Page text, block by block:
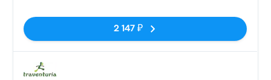
2 147 ₽